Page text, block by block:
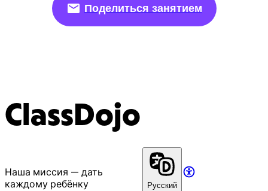
Поделиться занятием
ClassDojo
Наша миссия — дать
каждому ребёнку
Русский